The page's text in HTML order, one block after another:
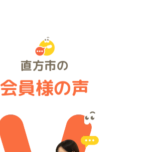
直方市の
会員様の声